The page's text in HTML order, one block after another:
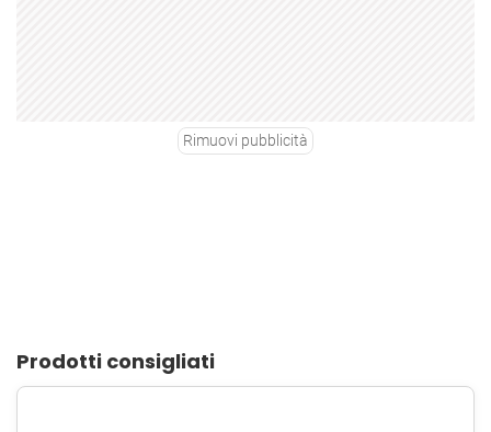
Rimuovi pubblicità
Prodotti consigliati